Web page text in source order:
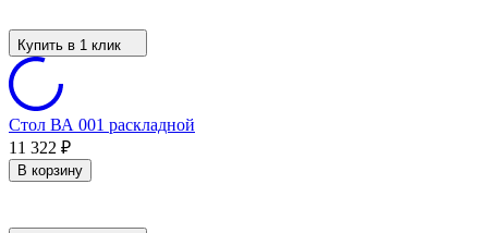
Купить в 1 клик
Стол ВА 001 раскладной
11 322 ₽
В корзину